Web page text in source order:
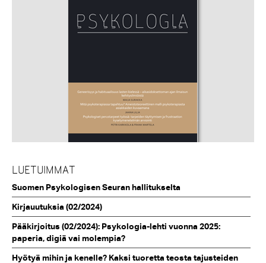
LUETUIMMAT
Suomen Psykologisen Seuran hallitukselta
Kirjauutuksia (02/2024)
Pääkirjoitus (02/2024): Psykologia-lehti vuonna 2025:
paperia, digiä vai molempia?
Hyötyä mihin ja kenelle? Kaksi tuoretta teosta tajusteiden